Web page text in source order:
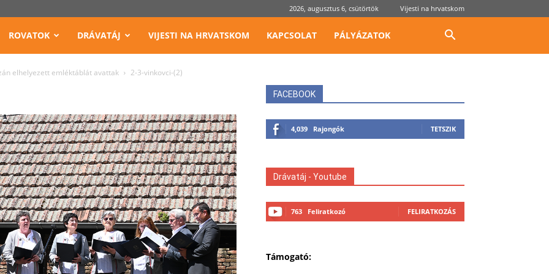
2026, augusztus 6, csütörtök Vijesti na hrvatskom
ROVATOK DRÁVATÁJ VIJESTI NA HRVATSKOM KAPCSOLAT PÁLYÁZATOK
elhelyezett emléktáblát avattak 2-3-vinkovci-(2)
FACEBOOK
4,039 Rajongók TETSZIK
Drávatáj - Youtube
763 Feliratkozó FELIRATKOZÁS
Támogató: